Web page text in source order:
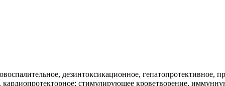
дезинтоксикационное, гепатопротективное,
стимулирующее кроветворение,